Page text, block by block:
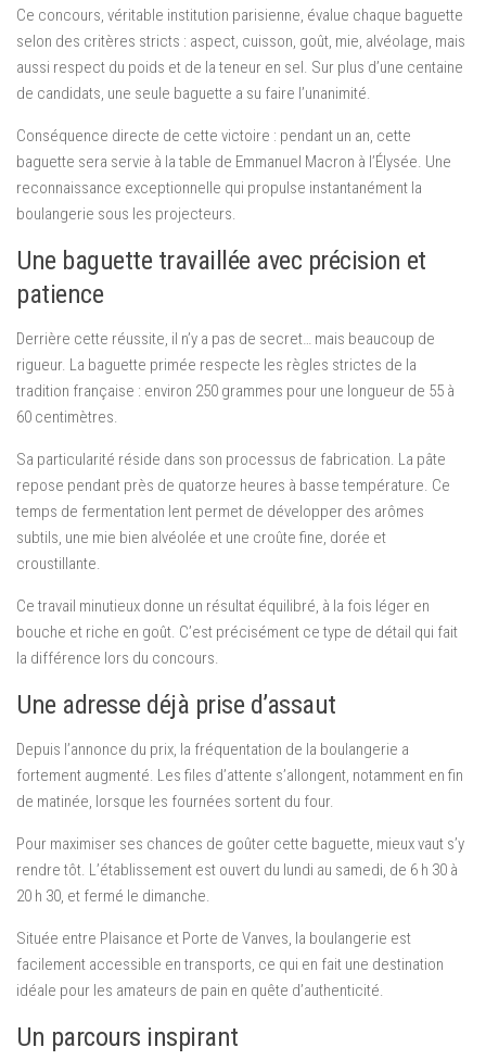
Ce concours, véritable institution parisienne, évalue chaque baguette
selon des critères stricts : aspect, cuisson, goût, mie, alvéolage, mais
aussi respect du poids et de la teneur en sel. Sur plus d’une centaine
de candidats, une seule baguette a su faire l’unanimité.
Conséquence directe de cette victoire : pendant un an, cette
baguette sera servie à la table de Emmanuel Macron à l’Élysée. Une
reconnaissance exceptionnelle qui propulse instantanément la
boulangerie sous les projecteurs.
Une baguette travaillée avec précision et
patience
Derrière cette réussite, il n’y a pas de secret… mais beaucoup de
rigueur. La baguette primée respecte les règles strictes de la
tradition française : environ 250 grammes pour une longueur de 55 à
60 centimètres.
Sa particularité réside dans son processus de fabrication. La pâte
repose pendant près de quatorze heures à basse température. Ce
temps de fermentation lent permet de développer des arômes
subtils, une mie bien alvéolée et une croûte fine, dorée et
croustillante.
Ce travail minutieux donne un résultat équilibré, à la fois léger en
bouche et riche en goût. C’est précisément ce type de détail qui fait
la différence lors du concours.
Une adresse déjà prise d’assaut
Depuis l’annonce du prix, la fréquentation de la boulangerie a
fortement augmenté. Les files d’attente s’allongent, notamment en fin
de matinée, lorsque les fournées sortent du four.
Pour maximiser ses chances de goûter cette baguette, mieux vaut s’y
rendre tôt. L’établissement est ouvert du lundi au samedi, de 6 h 30 à
20 h 30, et fermé le dimanche.
Située entre Plaisance et Porte de Vanves, la boulangerie est
facilement accessible en transports, ce qui en fait une destination
idéale pour les amateurs de pain en quête d’authenticité.
Un parcours inspirant